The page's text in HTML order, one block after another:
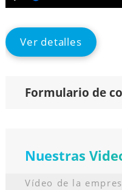
Play
Ver detalles
Formulario de
Nuestras
Vídeo de la